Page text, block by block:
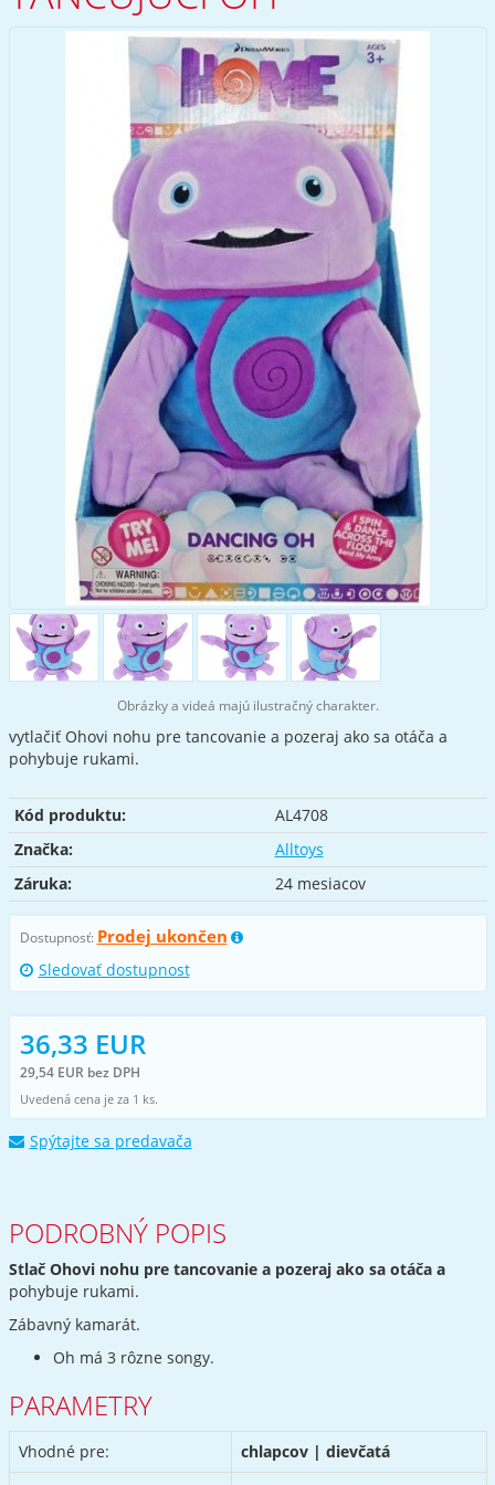
Obrázky a videá majú ilustračný charakter.
vytlačiť Ohovi nohu pre tancovanie a pozeraj ako sa otáča a
pohybuje rukami.
Kód produktu:
AL4708
Značka:
Alltoys
Záruka:
24 mesiacov
Dostupnosť: Prodej ukončen
Sledovať dostupnost
36,33 EUR
29,54 EUR bez DPH
Uvedená cena je za 1 ks.
Spýtajte sa predavača
PODROBNÝ POPIS
Stlač Ohovi nohu pre tancovanie a pozeraj ako sa otáča a
pohybuje rukami.
Zábavný kamarát.
Oh má 3 rôzne songy.
PARAMETRY
Vhodné pre:
chlapcov | dievčatá